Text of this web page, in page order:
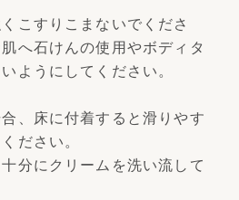
こすりこまないでくださ
へ石けんの使用やボディタ
ようにしてください。
、床に付着すると滑りやす
ださい。
分にクリームを洗い流して